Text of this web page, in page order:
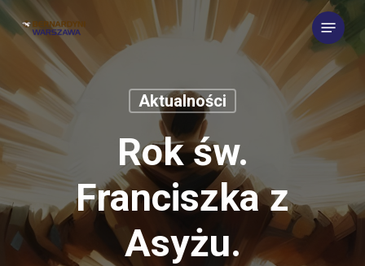
Skip
to
Menu
Aktualności
Rok św.
Franciszka z
Asyżu.